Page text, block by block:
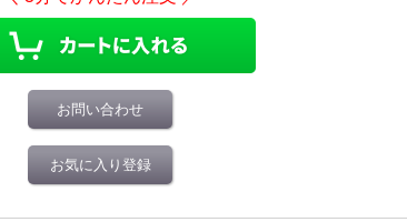
お問い合わせ
お気に入り登録